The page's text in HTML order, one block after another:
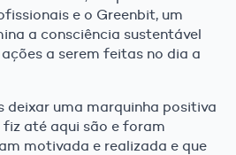
e o Greenbit, um
a consciência sustentável
a serem feitas no dia a
deixar uma marquinha positiva
fiz até aqui são e foram
motivada e realizada e que